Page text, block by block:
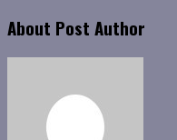
About Post Author